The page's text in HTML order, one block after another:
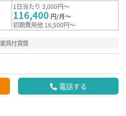
1日当たり 3,000円～
116,400 円/月～
初期費用他 16,500円～
家具付賃貸
電話する